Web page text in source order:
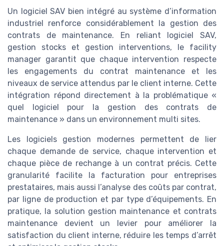
Un logiciel SAV bien intégré au système d’information
industriel renforce considérablement la gestion des
contrats de maintenance. En reliant logiciel SAV,
gestion stocks et gestion interventions, le facility
manager garantit que chaque intervention respecte
les engagements du contrat maintenance et les
niveaux de service attendus par le client interne. Cette
intégration répond directement à la problématique «
quel logiciel pour la gestion des contrats de
maintenance » dans un environnement multi sites.
Les logiciels gestion modernes permettent de lier
chaque demande de service, chaque intervention et
chaque pièce de rechange à un contrat précis. Cette
granularité facilite la facturation pour entreprises
prestataires, mais aussi l’analyse des coûts par contrat,
par ligne de production et par type d’équipements. En
pratique, la solution gestion maintenance et contrats
maintenance devient un levier pour améliorer la
satisfaction du client interne, réduire les temps d’arrêt